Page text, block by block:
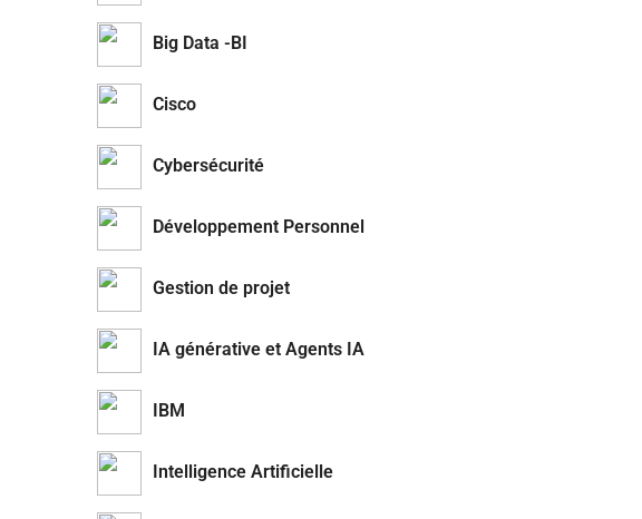
Big Data -BI
Cisco
Cybersécurité
Développement Personnel
Gestion de projet
IA générative et Agents IA
IBM
Intelligence Artificielle